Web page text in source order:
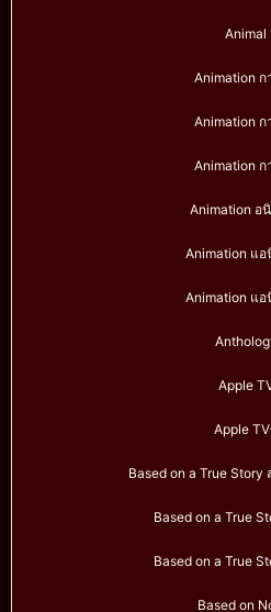
Animal
Animation ก
Animation ก
Animation ก
Animation อ
Animation แอ
Animation แอ
Apple
Apple
Based on a True Story
Based on a True
Based on a True
Based on